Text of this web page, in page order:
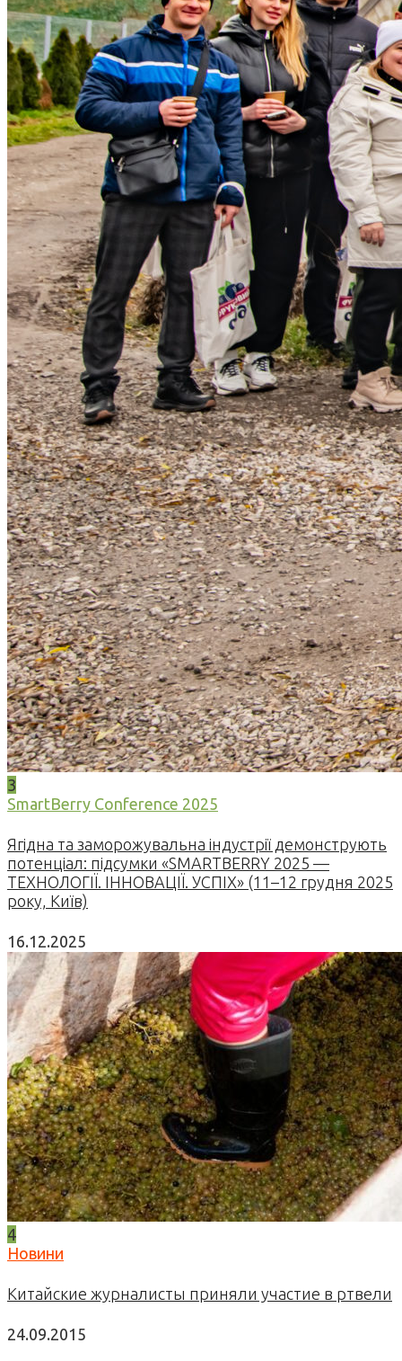
3
SmartBerry Conference 2025
Ягідна та заморожувальна індустрії демонструють
потенціал: підсумки «SMARTBERRY 2025 —
ТЕХНОЛОГІЇ. ІННОВАЦІЇ. УСПІХ» (11–12 грудня 2025
року, Київ)
16.12.2025
4
Новини
Китайские журналисты приняли участие в ртвели
24.09.2015